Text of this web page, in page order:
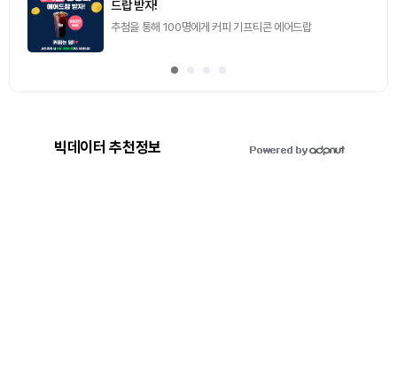
2026.08.10 (월) ~ 2026.08.11 (화)
빅데이터 추천정보